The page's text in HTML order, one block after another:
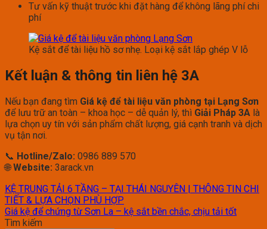
Tư vấn kỹ thuật trước khi đặt hàng để không lãng phí chi
phí
Kệ sắt để tài liệu hồ sơ nhẹ. Loại kệ sắt lắp ghép V lỗ
Kết luận & thông tin liên hệ 3A
Nếu bạn đang tìm Giá kệ để tài liệu văn phòng tại Lạng Sơn
để lưu trữ an toàn – khoa học – dễ quản lý, thì Giải Pháp 3A là
lựa chọn uy tín với sản phẩm chất lượng, giá cạnh tranh và dịch
vụ tận nơi.
📞 Hotline/Zalo: 0986 889 570
🌐Website: 3arack.vn
KỆ TRUNG TẢI 6 TẦNG – TẠI THÁI NGUYÊN | THÔNG TIN CHI
TIẾT & LỰA CHỌN PHÙ HỢP
Giá kệ để chứng từ Sơn La – kệ sắt bền chắc, chịu tải tốt
Tìm kiếm